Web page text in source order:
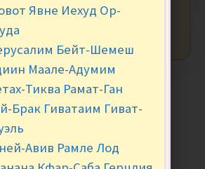
Явне Иехуд Ор-
Бейт-Шемеш
Маале-Адумим
Тиква Рамат-Ган
Брак Гиватаим Гиват-
Авив Рамле Лод